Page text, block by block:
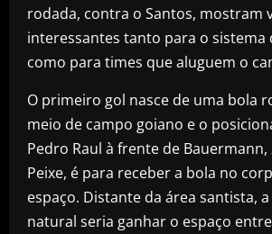
rodada, contra o Santos, mostram
interessantes tanto para o sistema
como para times que aluguem o
O primeiro gol nasce de uma bola
meio de campo goiano e o
Pedro Raul à frente de
Peixe, é para receber a bola no
espaço. Distante da área santista,
natural seria ganhar o espaço